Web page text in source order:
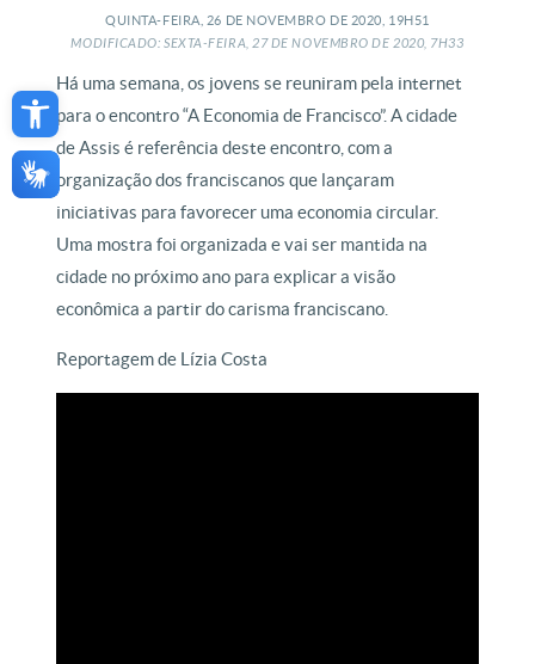
Open toolbar
QUINTA-FEIRA, 26 DE NOVEMBRO DE 2020, 19H51
MODIFICADO: SEXTA-FEIRA, 27DENOVEMBRO DE2020, 7H33
Há uma semana, os jovens se reuniram pela internet
para o encontro “A Economia de Francisco”. A cidade
de Assis é referência deste encontro, com a
organização dos franciscanos que lançaram
iniciativas para favorecer uma economia circular.
Uma mostra foi organizada e vai ser mantida na
cidade no próximo ano para explicar a visão
econômica a partir do carisma franciscano.
Reportagem de Lízia Costa